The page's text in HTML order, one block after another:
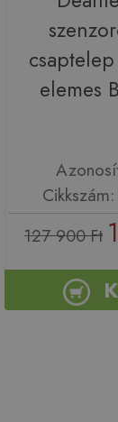
elemes
127 900 Ft